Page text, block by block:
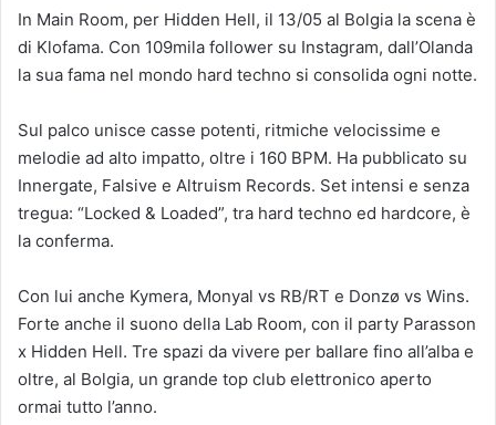
In Main Room, per Hidden Hell, il 13/05 al Bolgia la scena è
di Klofama. Con 109mila follower su Instagram, dall’Olanda
la sua fama nel mondo hard techno si consolida ogni notte.
Sul palco unisce casse potenti, ritmiche velocissime e
melodie ad alto impatto, oltre i 160 BPM. Ha pubblicato su
Innergate, Falsive e Altruism Records. Set intensi e senza
tregua: “Locked & Loaded”, tra hard techno ed hardcore, è
la conferma.
Con lui anche Kymera, Monyal vs RB/RT e Donzø vs Wins.
Forte anche il suono della Lab Room, con il party Parasson
x Hidden Hell. Tre spazi da vivere per ballare fino all’alba e
oltre, al Bolgia, un grande top club elettronico aperto
ormai tutto l’anno.